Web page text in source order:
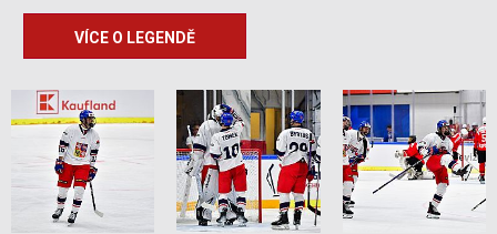
VÍCE O LEGENDĚ